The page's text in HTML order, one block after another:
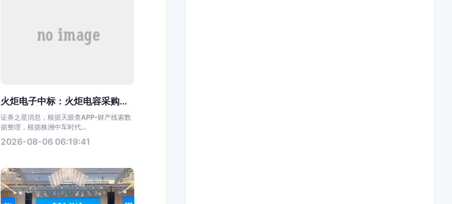
火炬电子中标：火炬电容采购...
证券之星消息，根据天眼查APP-财产线索数
据整理，根据株洲中车时代...
2026-08-06 06:19:41